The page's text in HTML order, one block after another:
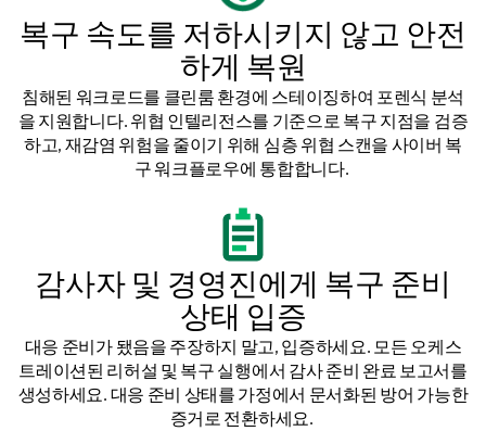
복구 속도를 저하시키지 않고 안전
하게 복원
침해된 워크로드를 클린룸 환경에 스테이징하여 포렌식 분석
을 지원합니다. 위협 인텔리전스를 기준으로 복구 지점을 검증
하고, 재감염 위험을 줄이기 위해 심층 위협 스캔을 사이버 복
구 워크플로우에 통합합니다.
감사자 및 경영진에게 복구 준비
상태 입증
대응 준비가 됐음을 주장하지 말고, 입증하세요. 모든 오케스
트레이션된 리허설 및 복구 실행에서 감사 준비 완료 보고서를
생성하세요. 대응 준비 상태를 가정에서 문서화된 방어 가능한
증거로 전환하세요.